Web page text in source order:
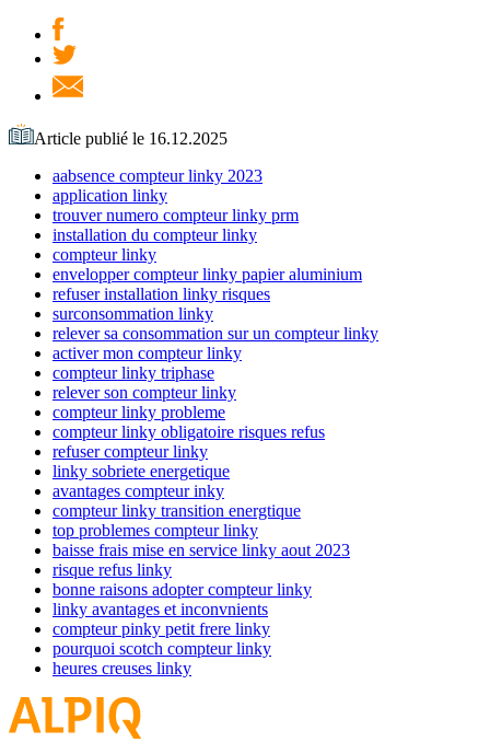
Article publié le 16.12.2025
aabsence compteur linky 2023
application linky
trouver numero compteur linky prm
installation du compteur linky
compteur linky
envelopper compteur linky papier aluminium
refuser installation linky risques
surconsommation linky
relever sa consommation sur un compteur linky
activer mon compteur linky
compteur linky triphase
relever son compteur linky
compteur linky probleme
compteur linky obligatoire risques refus
refuser compteur linky
linky sobriete energetique
avantages compteur inky
compteur linky transition energtique
top problemes compteur linky
baisse frais mise en service linky aout 2023
risque refus linky
bonne raisons adopter compteur linky
linky avantages et inconvnients
compteur pinky petit frere linky
pourquoi scotch compteur linky
heures creuses linky